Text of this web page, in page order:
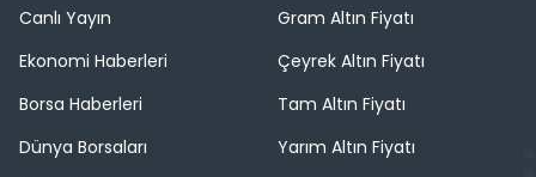
Canlı Yayın
Ekonomi Haberleri
Borsa Haberleri
Dünya Borsaları
Gram Altın Fiyatı
Çeyrek Altın Fiyatı
Tam Altın Fiyatı
Yarım Altın Fiyatı